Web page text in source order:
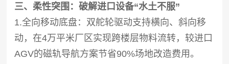
三、柔性突围：破解进口设备“水土不服”
1.全向移动底盘：双舵轮驱动支持横向、斜向移
动，在4万平米厂区实现跨楼层物料流转，较进口
AGV的磁轨导航方案节省90%场地改造费用。